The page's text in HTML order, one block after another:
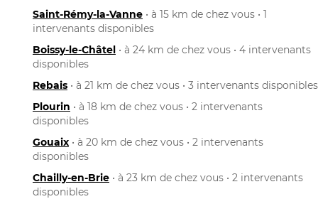
Saint-Rémy-la-Vanne • à 15 km de chez vous • 1
intervenants disponibles
Boissy-le-Châtel • à 24 km de chez vous • 4 intervenants
disponibles
Rebais • à 21 km de chez vous • 3 intervenants disponibles
Plourin • à 18 km de chez vous • 2 intervenants
disponibles
Gouaix • à 20 km de chez vous • 2 intervenants
disponibles
Chailly-en-Brie • à 23 km de chez vous • 2 intervenants
disponibles